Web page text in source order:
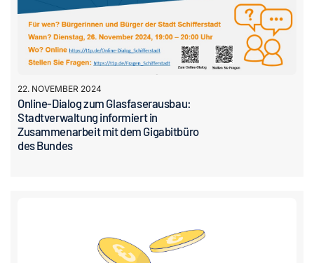
22. NOVEMBER 2024
Online-Dialog zum Glasfaserausbau:
Stadtverwaltung informiert in
Zusammenarbeit mit dem Gigabitbüro
des Bundes